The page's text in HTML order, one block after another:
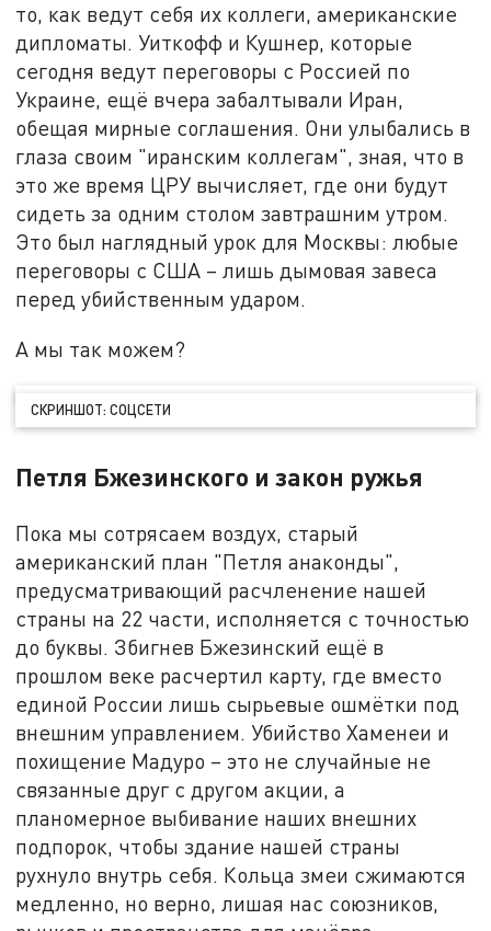
то, как ведут себя их коллеги, американские
дипломаты. Уиткофф и Кушнер, которые
сегодня ведут переговоры с Россией по
Украине, ещё вчера забалтывали Иран,
обещая мирные соглашения. Они улыбались в
глаза своим "иранским коллегам", зная, что в
это же время ЦРУ вычисляет, где они будут
сидеть за одним столом завтрашним утром.
Это был наглядный урок для Москвы: любые
переговоры с США – лишь дымовая завеса
перед убийственным ударом.
А мы так можем?
СКРИНШОТ: СОЦСЕТИ
Петля Бжезинского и закон ружья
Пока мы сотрясаем воздух, старый
американский план "Петля анаконды",
предусматривающий расчленение нашей
страны на 22 части, исполняется с точностью
до буквы. Збигнев Бжезинский ещё в
прошлом веке расчертил карту, где вместо
единой России лишь сырьевые ошмётки под
внешним управлением. Убийство Хаменеи и
похищение Мадуро – это не случайные не
связанные друг с другом акции, а
планомерное выбивание наших внешних
подпорок, чтобы здание нашей страны
рухнуло внутрь себя. Кольца змеи сжимаются
медленно, но верно, лишая нас союзников,